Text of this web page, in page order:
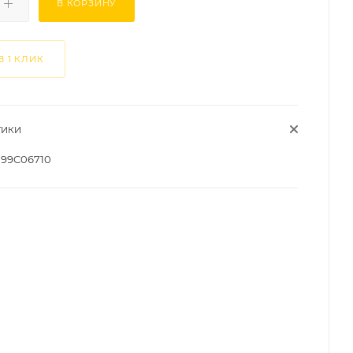
В КОРЗИНУ
1 КЛИК
99C06710